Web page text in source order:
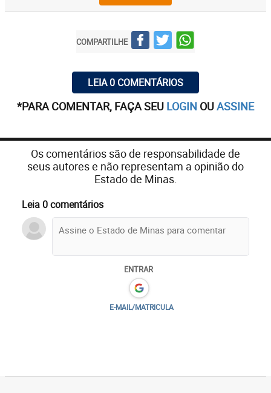
COMPARTILHE
LEIA 0 COMENTÁRIOS
*PARA COMENTAR, FAÇA SEU LOGIN OUASSINE
Os comentários são de responsabilidade de
seus autores e não representam a opinião do
Estado de Minas.
Leia 0 comentários
ENTRAR
E-MAIL/MATRICULA